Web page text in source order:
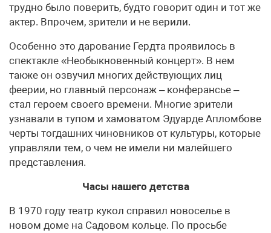
трудно было поверить, будто говорит один и тот же
актер. Впрочем, зрители и не верили.
Особенно это дарование Гердта проявилось в
спектакле «Необыкновенный концерт». В нем
также он озвучил многих действующих лиц
феерии, но главный персонаж – конферансье –
стал героем своего времени. Многие зрители
узнавали в тупом и хамоватом Эдуарде Апломбове
черты тогдашних чиновников от культуры, которые
управляли тем, о чем не имели ни малейшего
представления.
Часы нашего детства
В 1970 году театр кукол справил новоселье в
новом доме на Садовом кольце. По просьбе